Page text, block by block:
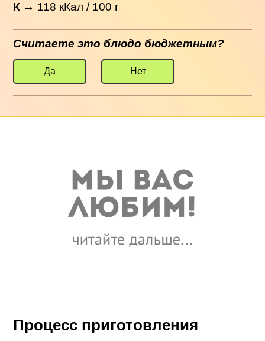
К → 118 кКал / 100 г
Считаете это блюдо бюджетным?
Да Нет
Процесс приготовления